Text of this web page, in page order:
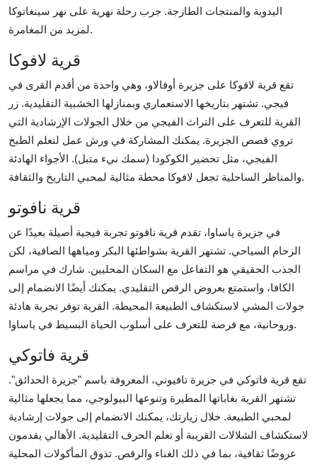
اليدوية والمنتجات الطازجة. جرب رحلة نهرية على نهر سينغاتوكا
لمزيد من المغامرة.
قرية لافوكا
تقع قرية لافوكا على جزيرة أوفالاو، وهي واحدة من أقدم القرى في
فيجي. تشتهر بتاريخها الاستعماري وبمنازلها الخشبية التقليدية. زر
القرية للتعرف على التراث الفيجي من خلال الجولات الإرشادية التي
تروي قصص الجزيرة. يمكنك المشاركة في ورش عمل لتعلم الطبخ
الفيجي، مثل تحضير الكوكودا (سمك نيء متبل). الأجواء الهادئة
والمناظر الساحلية تجعل لافوكا محطة مثالية لمحبي التاريخ والثقافة.
قرية نافوتو
في جزيرة ياساوا، تقدم قرية نافوتو تجربة فيجية أصيلة بعيدًا عن
الزحام السياحي. تشتهر القرية بشواطئها البكر ومياهها الصافية، لكن
الجذب الحقيقي هو التفاعل مع السكان المحليين. شارك في مراسم
الكافا، واستمتع بعروض الرقص التقليدي. يمكنك أيضًا الانضمام إلى
جولات المشي لاستكشاف الطبيعة المحيطة. القرية توفر تجربة هادئة
وروحانية، مع فرصة للتعرف على أسلوب الحياة البسيط في ياساوا.
قرية فاتوكي
تقع قرية فاتوكي في جزيرة تافيوني، المعروفة باسم "جزيرة الحدائق".
تشتهر القرية بغاباتها المطيرة وتنوعها البيولوجي، مما يجعلها مثالية
لمحبي الطبيعة. خلال زيارتك، يمكنك الانضمام إلى جولات إرشادية
لاستكشاف الشلالات القريبة أو تعلم الحرف التقليدية. الأهالي يقدمون
عروضًا ثقافية، بما في ذلك الغناء والرقص. تذوق المأكولات المحلية